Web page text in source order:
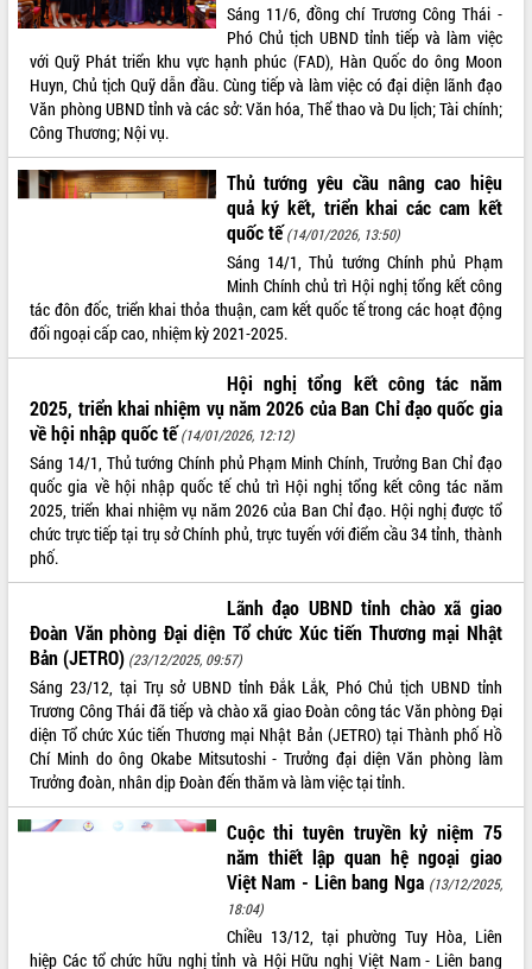
Khám bệnh, cấp phát thuốc miễn phí
Hội nghị UBND tỉnh Đắk Lắk thường kỳ
tháng 7/2026
Lễ truy tặng danh hiệu “Bà Mẹ Việt
Nam Anh hùng” và trao Huân chương
Lao động
UBND tỉnh Đắk Lắk triển khai nhiệm
Kỳ họp thứ Hai, Hội đồng nhân dân
tỉnh khóa XI quyết nghị nhiều nội dung
quan trọng
Bí thư Tỉnh ủy Lương Nguyễn Minh
Triết thăm, tặng quà người có công với
Rà soát, hoàn thiện hệ thống thiết chế
văn hóa, thể thao đáp ứng yêu cầu
phát triển mới
Thường trực HĐND tỉnh Đắk Lắk gặp
mặt Đoàn chuyên gia y tế TP. Hồ Chí
Minh
Lễ truy điệu và an táng hài cốt liệt sĩ
tại Nghĩa trang Liệt sĩ xã Sơn Hòa
Bàn giải pháp tháo gỡ khó khăn trong
xuất khẩu sầu riêng và triển khai quy
định EUDR
Thứ trưởng Bộ Nông nghiệp và Môi
trường Nguyễn Hoàng Hiệp khảo sát
vùng trồng và doanh nghiệp đóng gói
sầu riêng tại Đắk Lắk
Trình diễn nghệ thuật chế biến các
món ăn từ sầu riêng
Đắk Lắk công bố Quy hoạch và xúc
Ngành cá ngừ Đắk Lắk chủ động thích
ứng để giữ vững thị trường xuất khẩu
Diễn đàn Kinh tế tư nhân Việt Nam đột
ALBUM ẢNH
LIÊN KẾT WEB
THỐNG KÊ TRUY CẬP
Tất cả:
66040128
Sáng 11/6, đồng chí Trương Công Thái -
Phó Chủ tịch UBND tỉnh tiếp và làm việc
với Quỹ Phát triển khu vực hạnh phúc (FAD), Hàn Quốc do ông Moon
Huyn, Chủ tịch Quỹ dẫn đầu. Cùng tiếp và làm việc có đại diện lãnh đạo
Văn phòng UBND tỉnh và các sở: Văn hóa, Thể thao và Du lịch; Tài chính;
Công Thương; Nội vụ.
Thủ tướng yêu cầu nâng cao hiệu
quả ký kết, triển khai các cam kết
quốc tế (14/01/2026, 13:50)
Sáng 14/1, Thủ tướng Chính phủ Phạm
Minh Chính chủ trì Hội nghị tổng kết công
tác đôn đốc, triển khai thỏa thuận, cam kết quốc tế trong các hoạt động
đối ngoại cấp cao, nhiệm kỳ 2021-2025.
Hội nghị tổng kết công tác năm
2025, triển khai nhiệm vụ năm 2026 của Ban Chỉ đạo quốc gia
về hội nhập quốc tế (14/01/2026, 12:12)
Sáng 14/1, Thủ tướng Chính phủ Phạm Minh Chính, Trưởng Ban Chỉ đạo
quốc gia về hội nhập quốc tế chủ trì Hội nghị tổng kết công tác năm
2025, triển khai nhiệm vụ năm 2026 của Ban Chỉ đạo. Hội nghị được tổ
chức trực tiếp tại trụ sở Chính phủ, trực tuyến với điểm cầu 34 tỉnh, thành
phố.
Lãnh đạo UBND tỉnh chào xã giao
Đoàn Văn phòng Đại diện Tổ chức Xúc tiến Thương mại Nhật
Bản (JETRO) (23/12/2025, 09:57)
Sáng 23/12, tại Trụ sở UBND tỉnh Đắk Lắk, Phó Chủ tịch UBND tỉnh
Trương Công Thái đã tiếp và chào xã giao Đoàn công tác Văn phòng Đại
diện Tổ chức Xúc tiến Thương mại Nhật Bản (JETRO) tại Thành phố Hồ
Chí Minh do ông Okabe Mitsutoshi - Trưởng đại diện Văn phòng làm
Trưởng đoàn, nhân dịp Đoàn đến thăm và làm việc tại tỉnh.
Cuộc thi tuyên truyền kỷ niệm 75
năm thiết lập quan hệ ngoại giao
Việt Nam - Liên bang Nga (13/12/2025,
18:04)
Chiều 13/12, tại phường Tuy Hòa, Liên
hiệp Các tổ chức hữu nghị tỉnh và Hội Hữu nghị Việt Nam - Liên bang